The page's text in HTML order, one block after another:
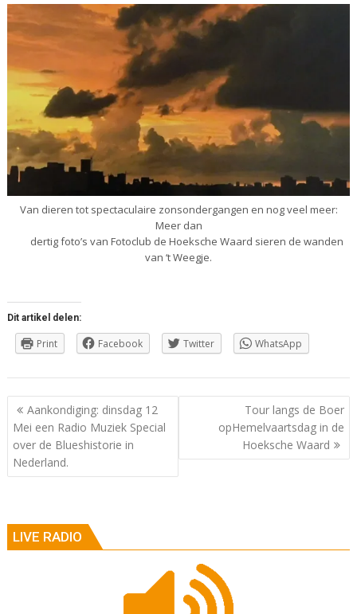
Van dieren tot spectaculaire zonsondergangen en nog veel meer:
Meer dan
dertig foto’s van Fotoclub de Hoeksche Waard sieren de wanden
van ‘t Weegje.
Dit artikel delen:
Print Facebook Twitter WhatsApp
Berichtnavigatie
Aankondiging: dinsdag 12
Mei een Radio Muziek Special
over de Blueshistorie in
Nederland.
Tour langs de Boer
opHemelvaartsdag in de
Hoeksche Waard
LIVE RADIO